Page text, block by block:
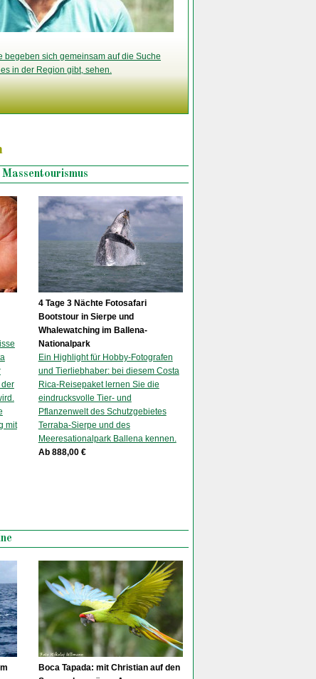
begeben sich gemeinsam auf die Suche
in der Region gibt, sehen.
mit
4 Tage 3 Nächte Fotosafari
Bootstour in Sierpe und
Whalewatching im Ballena-
Nationalpark
Ein Highlight für Hobby-Fotografen
und Tierliebhaber: bei diesem Costa
Rica-Reisepaket lernen Sie die
eindrucksvolle Tier- und
Pflanzenwelt des Schutzgebietes
Terraba-Sierpe und des
Meeresationalpark Ballena kennen.
Ab 888,00 €
Boca Tapada: mit Christian auf den